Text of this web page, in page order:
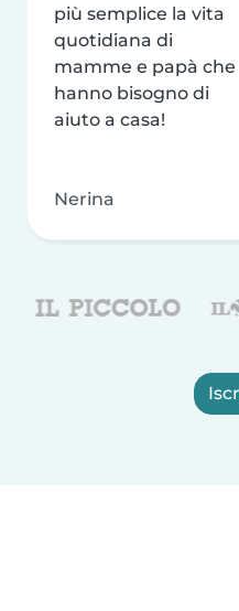
più semplice la vita
quotidiana di
mamme e papà che
hanno bisogno di
aiuto a casa!
Nerina